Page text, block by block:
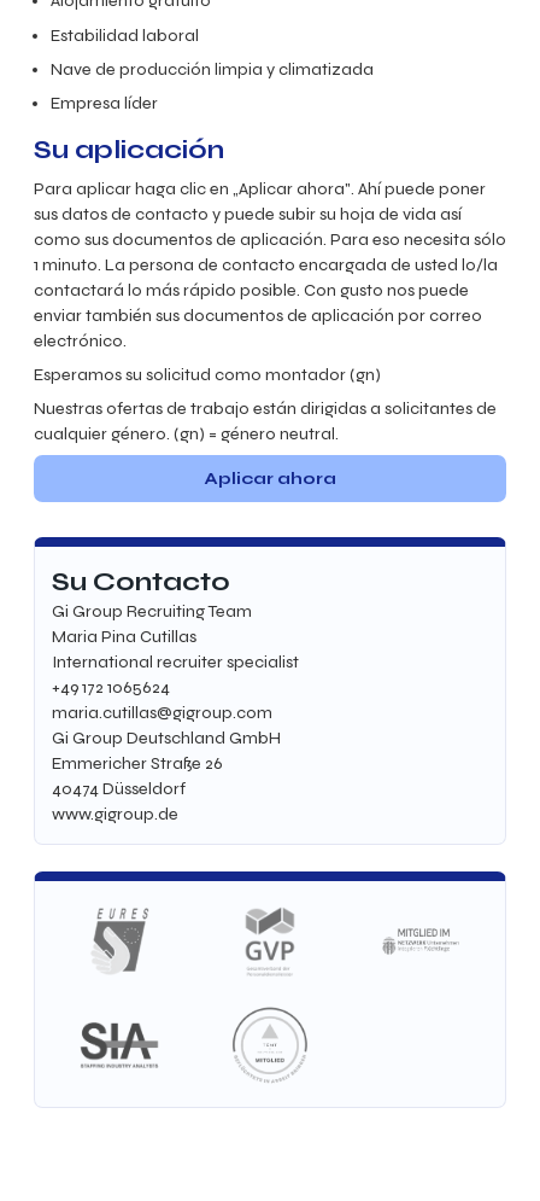
Estabilidad laboral
Nave de producción limpia y climatizada
Empresa líder
Su aplicación
Para aplicar haga clic en „Aplicar ahora". Ahí puede poner
sus datos de contacto y puede subir su hoja de vida así
como sus documentos de aplicación. Para eso necesita sólo
1 minuto. La persona de contacto encargada de usted lo/la
contactará lo más rápido posible. Con gusto nos puede
enviar también sus documentos de aplicación por correo
electrónico.
Esperamos su solicitud como montador (gn)
Nuestras ofertas de trabajo están dirigidas a solicitantes de
cualquier género. (gn) = género neutral.
Aplicar ahora
Su Contacto
Gi Group Recruiting Team
Maria Pina Cutillas
International recruiter specialist
+49 172 1065624
maria.cutillas@gigroup.com
Gi Group Deutschland GmbH
Emmericher Straße 26
40474Düsseldorf
www.gigroup.de